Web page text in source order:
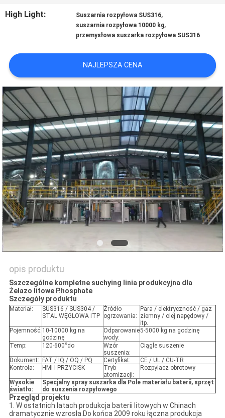
AKTUALNOŚCI
POPROSIĆ
O
WYCENĘ
SITEMAP
PRIVACY
POLICY
High Light: Suszarnia rozpyłowa SUS316,
suszarnia rozpyłowa 10000 kg,
przemysłowa suszarka rozpyłowa SUS316
NAJLEPSZA CENA
opis produktu
Sszczególne kompletne suchying linia produkcyjnadla
Żelazo litowe P. hosphate
Szczegóły produktu
Materiał:
SUS316 / SUS304 /
STAL WĘGLOWA ITP
Źródło
ogrzewania:
Para / elektryczność / gaz
ziemny / olej napędowy /
itp.
Pojemność: 10-10000 kg na
godzinę
Odparowanie
wody:
5-5000 kg na godzinę
Temp: 120-600°do
Wzór
suszenia:
Ciągłe suszenie
Dokument: FAT / IQ / OQ / PQ Certyfikat:
CE / UL / CU-TR
Kontrola:
HMI I PRZYCISK
Tryb
atomizacji:
Rozpylacz obrotowy
Wysokie
światło:
Specjalny spray suszarka dla Pole materiału baterii, sprzęt
do suszenia rozpyłowego
Przegląd projektu
1. W ostatnich latach produkcja baterii litowych w Chinach
dramatycznie wzrosła.Do końca 2009 roku łączna produkcja